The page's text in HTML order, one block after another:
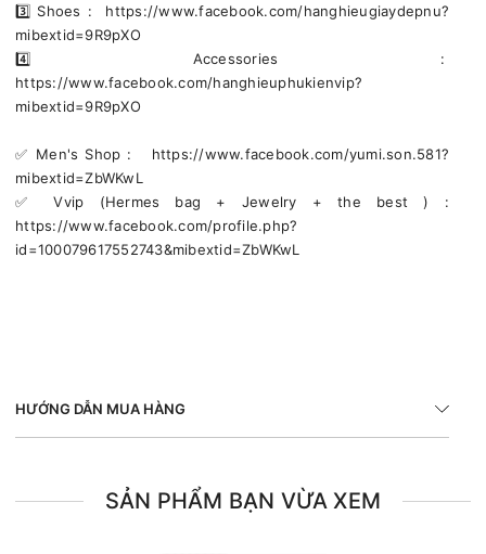
3️⃣ Shoes : https://www.facebook.com/hanghieugiaydepnu?
mibextid=9R9pXO
4️⃣ Accessories :
https://www.facebook.com/hanghieuphukienvip?
mibextid=9R9pXO
✅️ Men's Shop : https://www.facebook.com/yumi.son.581?
mibextid=ZbWKwL
✅️ Vvip (Hermes bag + Jewelry + the best ) :
https://www.facebook.com/profile.php?
id=100079617552743&mibextid=ZbWKwL
HƯỚNG DẪN MUA HÀNG
SẢN PHẨM BẠN VỪA XEM